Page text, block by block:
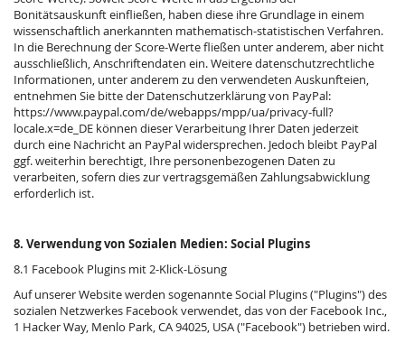
Bonitätsauskunft einfließen, haben diese ihre Grundlage in einem
wissenschaftlich anerkannten mathematisch-statistischen Verfahren.
In die Berechnung der Score-Werte fließen unter anderem, aber nicht
ausschließlich, Anschriftendaten ein. Weitere datenschutzrechtliche
Informationen, unter anderem zu den verwendeten Auskunfteien,
entnehmen Sie bitte der Datenschutzerklärung von PayPal:
https://www.paypal.com/de/webapps/mpp/ua/privacy-full?
locale.x=de_DE können dieser Verarbeitung Ihrer Daten jederzeit
durch eine Nachricht an PayPal widersprechen. Jedoch bleibt PayPal
ggf. weiterhin berechtigt, Ihre personenbezogenen Daten zu
verarbeiten, sofern dies zur vertragsgemäßen Zahlungsabwicklung
erforderlich ist.
8. Verwendung von Sozialen Medien: Social Plugins
8.1 Facebook Plugins mit 2-Klick-Lösung
Auf unserer Website werden sogenannte Social Plugins ("Plugins") des
sozialen Netzwerkes Facebook verwendet, das von der Facebook Inc.,
1 Hacker Way, Menlo Park, CA 94025, USA ("Facebook") betrieben wird.